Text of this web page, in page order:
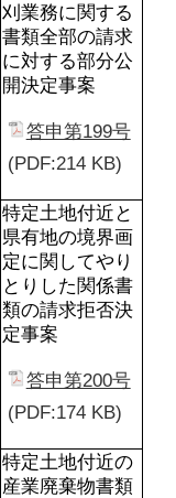
刈業務に関する
書類全部の請求
に対する部分公
開決定事案
答申第199号
(PDF:214 KB)
特定土地付近と
県有地の境界画
定に関してやり
とりした関係書
類の請求拒否決
定事案
答申第200号
(PDF:174 KB)
特定土地付近の
産業廃棄物書類